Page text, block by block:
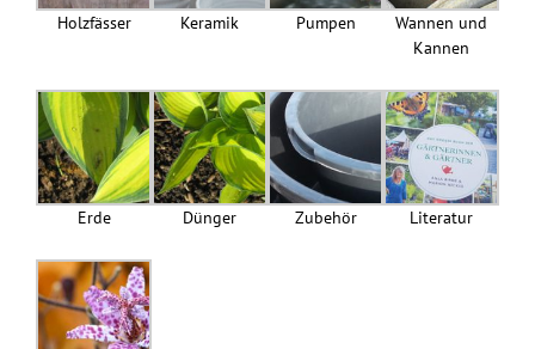
Holzfässer Keramik Pumpen
Wannen und
Kannen
Erde Dünger Zubehör Literatur